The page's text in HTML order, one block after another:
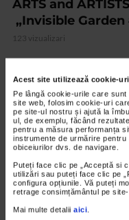
Acest site utilizează cookie-uri
Pe lângă cookie-urile care
site web, folosim cookie-uri
pe site-ul nostru și ajută la
ul, de exemplu, făcând
pentru a măsura performanța
instrumente de urmărire
obiceiurilor dvs. de navigare.
Puteți face clic pe „Acceptă si
utilizări sau puteți face clic pe
configura opțiunile. Vă puteți
retrage consimțământul pe
Mai multe detalii aici
ARTS and
„Invisible Garden
123 vizualizari
VIDEO